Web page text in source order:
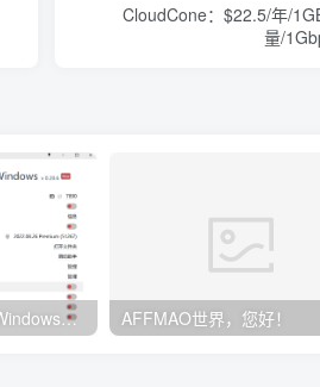
CloudCone：$22.5/年/
量/
Clash订阅教程 For Windows中文使用图文教程 AFFMAO世界，您好！